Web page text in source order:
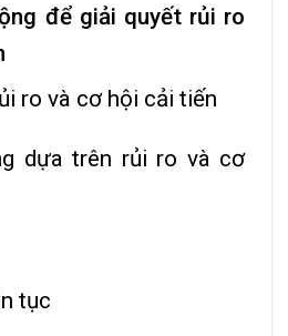
để giải quyết rủi ro
ro và cơ hội cải tiến
dựa trên rủi ro và cơ
tục